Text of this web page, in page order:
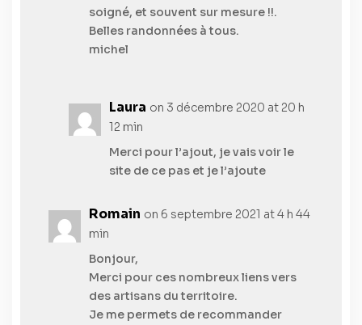
soigné, et souvent sur mesure !!.
Belles randonnées à tous.
michel
Laura on 3 décembre 2020 at 20 h
12 min
Merci pour l’ajout, je vais voir le
site de ce pas et je l’ajoute
Romain on 6 septembre 2021 at 4 h 44
min
Bonjour,
Merci pour ces nombreux liens vers
des artisans du territoire.
Je me permets de recommander